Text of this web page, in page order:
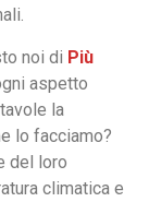
noi di Più
aspetto
la
lo facciamo?
del loro
climatica e